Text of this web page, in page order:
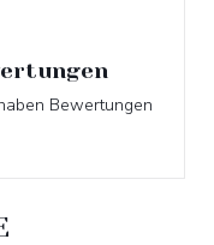
Bewertungen